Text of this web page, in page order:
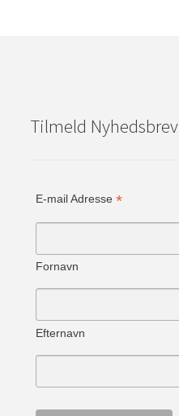
Tilmeld Nyhedsbrev
E-mail Adresse*
Fornavn
Efternavn